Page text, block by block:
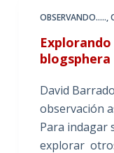
OBSERVANDO.....,
blogsphera
David
observación
Para indagar
explorar